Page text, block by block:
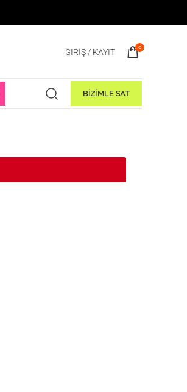
GIRIŞ / KAYIT 0
BİZİMLE SAT